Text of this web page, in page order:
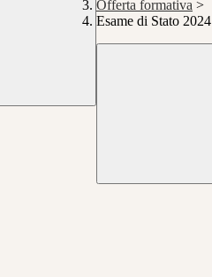
Offerta formativa >
Esame di Stato 2024